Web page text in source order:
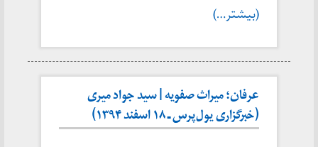
(بیشتر…)
عرفان؛ میراث صفویه | سید جواد میری
(خبرگزاری یول‌پرس ـ ۱۸ اسفند ۱۳۹۴)